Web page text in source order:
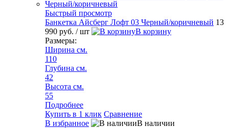
Быстрый просмотр
Банкетка Айсберг Лофт 03 Черный/коричневый 13
990 руб. / шт
В корзину
Размеры:
Ширина см.
110
Глубина см.
42
Высота см.
55
Подробнее
Купить в 1 клик Сравнение
В избранное
В наличии